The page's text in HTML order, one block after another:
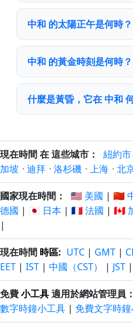
中和 的太陽正午是何時？
中和 的黃金時刻是何時？
什麼是黃昏，它在 中和
現在時間 在 這些城市： 紐約市
加坡 · 迪拜 · 洛杉磯 · 上海 · 北
國家現在時間： 🇺🇸 美國 | 🇨🇳
德國 | 🇯🇵 日本 | 🇫🇷 法國 | 🇨🇦
|
現在時間 時區: UTC | GMT |
EET | IST | 中國（CST） | JST |
免費小工具適用於網站管理員：
數字時鐘小工具 | 免費文字時